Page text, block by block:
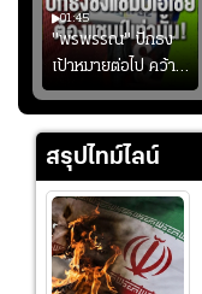
01:45
"พรพรรณ" ปักธง
เป้าหมายต่อไป คว้า
แชมป์ชิงแชมป์
เอเชีย เพื่อตั๋ว
โอลิมปิก
สรุปไทม์ไลน์